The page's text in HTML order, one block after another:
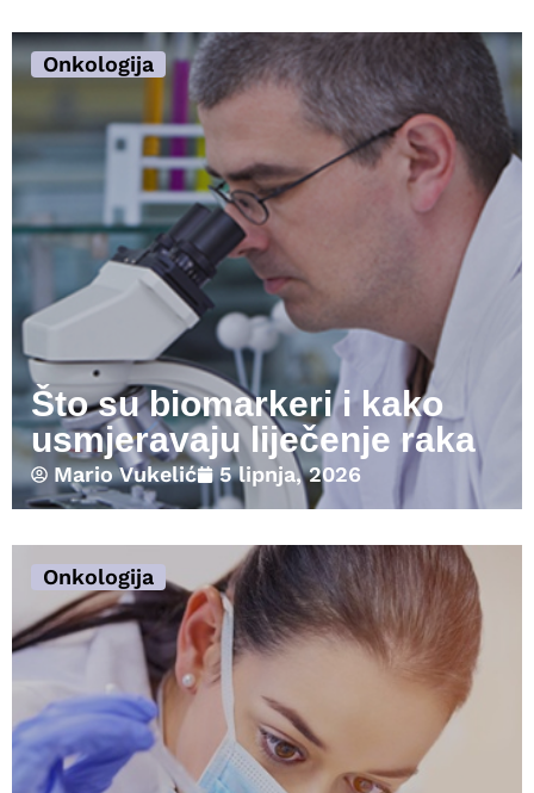
Onkologija
Što su biomarkeri i kako
usmjeravaju liječenje raka
Mario Vukelić 5 lipnja, 2026
Onkologija